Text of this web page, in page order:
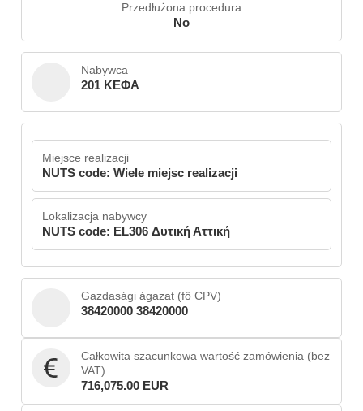
Przedłużona procedura
No
Nabywca
201 ΚΕΦΑ
Miejsce realizacji
NUTS code: Wiele miejsc realizacji
Lokalizacja nabywcy
NUTS code: EL306 Δυτική Αττική
Gazdasági ágazat (fő CPV)
38420000 38420000
Całkowita szacunkowa wartość zamówienia (bez
VAT)
716,075.00 EUR